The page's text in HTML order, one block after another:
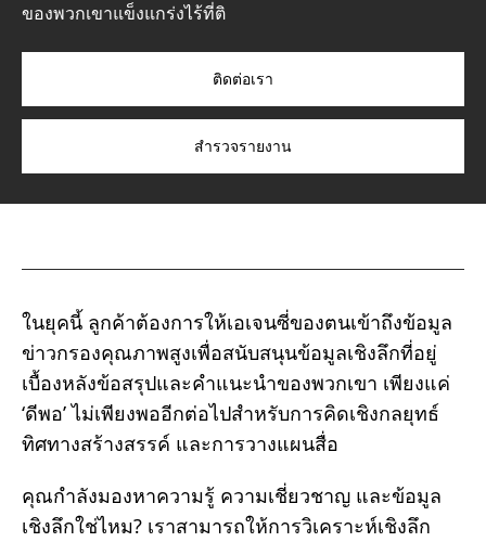
ของพวกเขาแข็งแกร่งไร้ที่ติ
ติดต่อเรา
สำรวจรายงาน
ในยุคนี้ ลูกค้าต้องการให้เอเจนซี่ของตนเข้าถึงข้อมูล
ข่าวกรองคุณภาพสูงเพื่อสนับสนุนข้อมูลเชิงลึกที่อยู่
เบื้องหลังข้อสรุปและคำแนะนำของพวกเขา เพียงแค่
‘ดีพอ’ ไม่เพียงพออีกต่อไปสำหรับการคิดเชิงกลยุทธ์
ทิศทางสร้างสรรค์ และการวางแผนสื่อ
คุณกำลังมองหาความรู้ ความเชี่ยวชาญ และข้อมูล
เชิงลึกใช่ไหม? เราสามารถให้การวิเคราะห์เชิงลึก